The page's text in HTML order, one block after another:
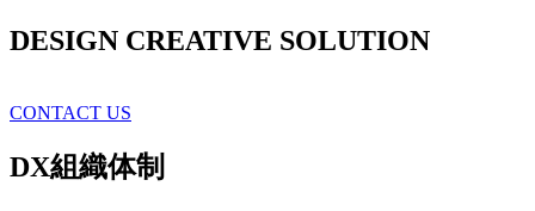
DESIGN CREATIVE SOLUTION
CONTACT US
DX組織体制